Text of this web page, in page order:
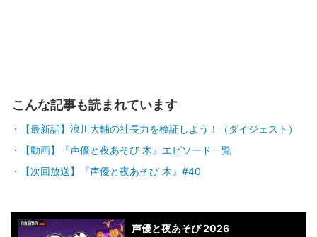
こんな記事も読まれています
【最新話】浪川大輔の社長力を検証しよう！（ダイジェスト）
【動画】『声優と夜あそび 木』エピソード一覧
【次回放送】『声優と夜あそび 木』#40
声優と夜あそび 2026